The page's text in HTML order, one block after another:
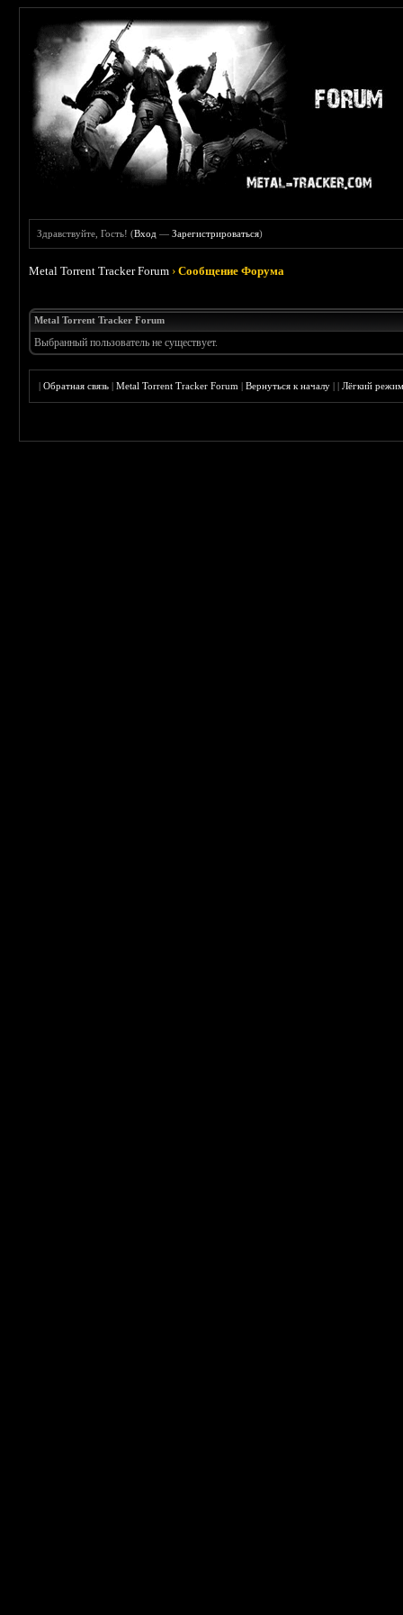
Здравствуйте, Гость! (Вход —Зарегистрироваться)
Metal Torrent Tracker Forum ›Сообщение Форума
Metal Torrent Tracker Forum
Выбранный пользователь не существует.
|Обратная связь |Metal Torrent Tracker Forum |Вернуться к началу ||Лёгкий